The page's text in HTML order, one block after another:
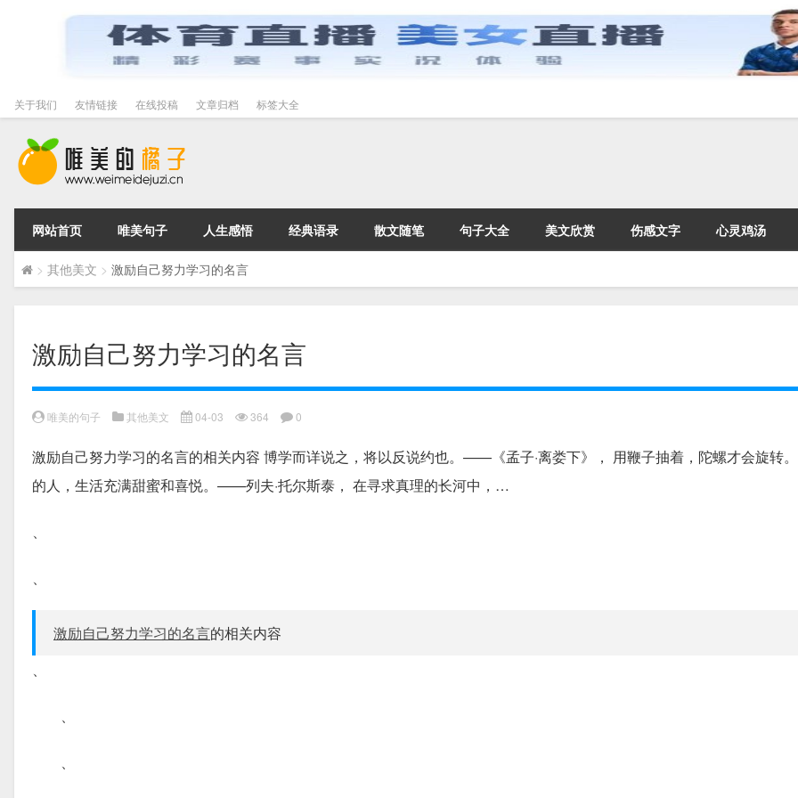
关于我们 友情链接 在线投稿 文章归档 标签大全
网站首页 唯美句子 人生感悟 经典语录 散文随笔 句子大全 美文欣赏 伤感文字 心灵鸡汤
> 其他美文 > 激励自己努力学习的名言
激励自己努力学习的名言
唯美的句子 其他美文 04-03 364 0
激励自己努力学习的名言的相关内容 博学而详说之，将以反说约也。——《孟子·离娄下》， 用鞭子抽着，陀螺才会旋转
的人，生活充满甜蜜和喜悦。——列夫·托尔斯泰， 在寻求真理的长河中，…
、
、
激励自己努力学习的名言的相关内容
、
、
、